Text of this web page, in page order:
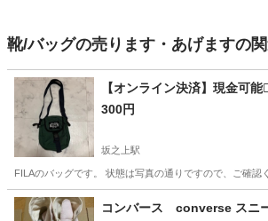
靴/バッグの売ります・あげますの
【オンライン決済】現金可能
300円
坂之上駅
FILAのバッグです。 状態は写真の通りですので、ご確
鹿児島 鹿児島市 坂之上駅
コンバース converse スニ